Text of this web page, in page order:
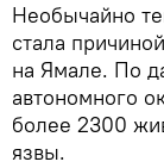
Необычайно
стала
на Ямале. По
автономного
более 2300
язвы.